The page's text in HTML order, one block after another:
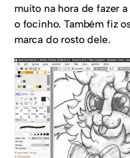
muito na hora de fazer
o focinho. Também fiz
marca do rosto dele.